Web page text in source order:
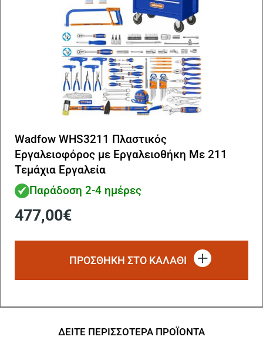
Wadfow WHS3211 Πλαστικός
Εργαλειοφόρος με Εργαλειοθήκη Με 211
Τεμάχια Εργαλεία
Παράδοση 2-4 ημέρες
477,00€
ΠΡΟΣΘΗΚΗ ΣΤΟ ΚΑΛΑΘΙ
ΔΕΙΤΕ ΠΕΡΙΣΣΟΤΕΡΑ ΠΡΟΪΟΝΤΑ